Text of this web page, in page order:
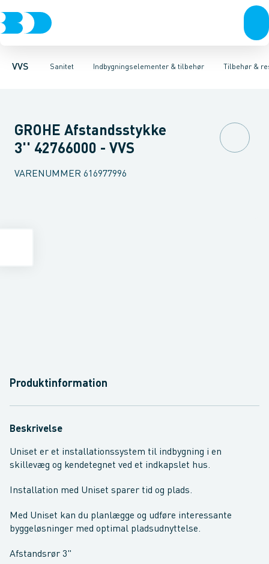
VVS Sanitet
Rør & fittingsPressfittings & rørKuglehaner & ventilerAfløb
Indbygningselementer & tilbehør
Toiletter, sæder og cisternerVaskeArmaturerBrusereTilbehør &
Høje Indbygnings elementerLave Indbygnings elementer
GROHE Afstandsstykke
3'' 42766000 - VVS
VARENUMMER 616977996
Produktinformation
Beskrivelse
Uniset er et installationssystem til indbygning i en
skillevæg og kendetegnet ved et indkapslet hus.
Installation med Uniset sparer tid og plads.
Med Uniset kan du planlægge og udføre interessante
byggeløsninger med optimal pladsudnyttelse.
Afstandsrør 3"